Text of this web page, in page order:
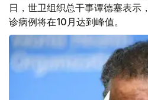
日，世卫组织总干事谭德塞表示
诊病例将在10月达到峰值。